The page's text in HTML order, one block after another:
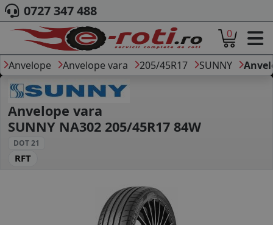
ACASA
DESPRE NOI
ANVELOPE
AUTO
CAMION
MOTO
MARCA AUTO
0727 347 488
0
Anvelope Anvelope vara 205/45R17 SUNNY
Anvelope vara
SUNNY NA302 205/45R17 84W
DOT 21
RFT